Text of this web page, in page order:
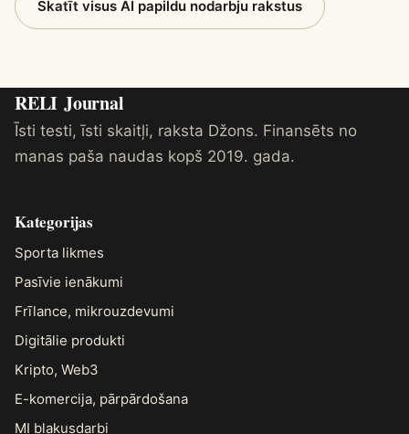
Skatīt visus AI papildu nodarbju rakstus
RELI Journal
Īsti testi, īsti skaitļi, raksta Džons. Finansēts no
manas paša naudas kopš 2019. gada.
Kategorijas
Sporta likmes
Pasīvie ienākumi
Frīlance, mikrouzdevumi
Digitālie produkti
Kripto, Web3
E-komercija, pārpārdošana
MI blakusdarbi